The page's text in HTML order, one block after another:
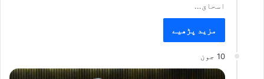
اسحاق…
مزید پڑھیے
10 جون